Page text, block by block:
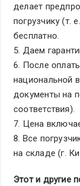
делает
погрузчику (т.
бесплатно.
5. Даем
6. После
национальной
документы на
соответствия).
7. Цена
8. Все
на складе (г.
Этот и другие